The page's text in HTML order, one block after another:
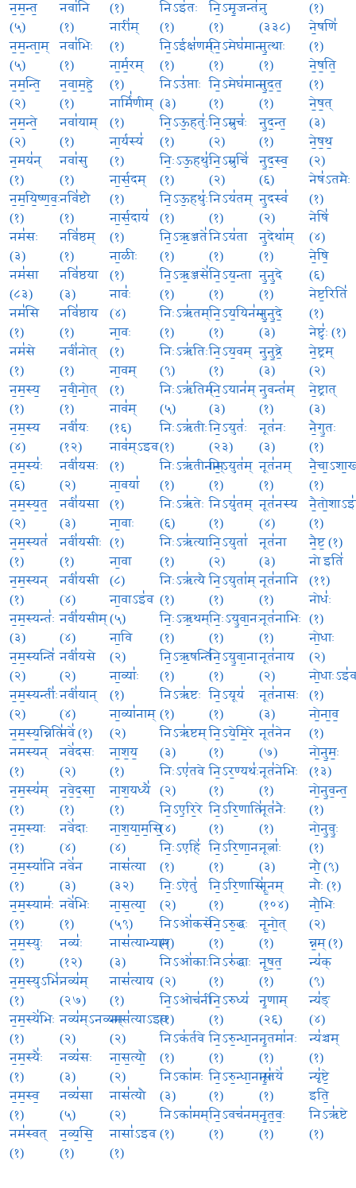
न॒म॒न्त॒
(५)
न॒म॒न्ता॒म्
(५)
न॒म॒न्ति॒
(२)
न॒म॒न्ते॒
(२)
न॒मय॑न्
(१)
न॒म॒यि॒ष्ण॒वः॒
(१)
नम॑सः
(३)
नम॑सा
(८३)
नम॑सि
(१)
नम॑से
(१)
न॒म॒स्य॒
(१)
न॒म॒स्य
(४)
न॒म॒स्यः॑
(६)
न॒म॒स्य॒त॒
(२)
न॒म॒स्यत॑
(१)
न॒म॒स्यन्
(१)
न॒म॒स्यन्तः॑
(३)
न॒म॒स्यन्ति॑
(२)
न॒म॒स्यन्तीः॑
(२)
न॒म॒स्य॒न्निति॑
नमस्यन्
(१)
न॒म॒स्य॑म्
(१)
न॒म॒स्याः
(१)
न॒म॒स्या॑नि
(१)
न॒म॒स्यामः॑
(१)
न॒म॒स्युः
(१)
न॒म॒स्युऽभिः॑
(१)
न॒म॒स्ये॑भिः
(१)
न॒म॒स्यैः॑
(१)
न॒म॒स्व॒
(१)
नम॑स्वत्
(१)
नवा॑नि
(१)
नवा॑भिः
(१)
न॒वा॒म॒हे॒
(१)
नवा॑याम्
(१)
नवा॑सु
(१)
नवि॑ष्टौ
(१)
नवि॑ष्ठम्
(१)
नवि॑ष्ठया
(३)
नवि॑ष्ठाय
(१)
नवी॑नोत्
(१)
न॒वी॒नो॒त्
(१)
नवी॑यः
(१२)
नवी॑यसः
(२)
नवी॑यसा
(३)
नवी॑यसीः
(१)
नवी॑यसी
(४)
नवी॑यसीम्
(४)
नवी॑यसे
(२)
नवी॑यान्
(४)
नवे॑ (१)
नवे॑दसः
(२)
न॒वे॒द॒सा॒
(१)
नवे॑दाः
(४)
नवे॑न
(३)
नवे॑भिः
(१)
नव्यः॑
(१२)
नव्य॑म्
(२७)
नव्य॑म्ऽनव्यम्
(२)
नव्य॑सः
(३)
नव्य॑सा
(५)
न॒व्य॒सि॒
(१)
(१)
नारी॑म्
(१)
ना॒र्म॒रम्
(१)
नार्मि॑णीम्
(१)
ना॒र्यस्य॑
(१)
ना॒र्स॒दम्
(१)
ना॒र्स॒दाय॑
(१)
ना॒ळीः
(१)
नावः॑
(४)
ना॒वः
(१)
ना॒वम्
(१)
नाव॑म्
(१६)
नाव॑म्ऽइव
(१)
ना॒वया॑
(१)
ना॒वाः
(१)
ना॒वा
(८)
ना॒वाऽइ॑व
(५)
ना॒वि
(२)
ना॒व्याः॑
(१)
ना॒व्या॑नाम्
(२)
ना॒श॒य॒
(१)
ना॒श॒यध्यै॑
(१)
ना॒श॒या॒म॒सि॒
(४)
नास॑त्या
(३२)
ना॒स॒त्या॒
(५९)
नास॑त्याभ्याम्
(३)
नास॑त्याय
(१)
नास॑त्याऽइव
(२)
ना॒स॒त्यौ॒
(२)
नास॑त्यौ
(२)
नासा॑ऽइव
(१)
निऽइ॑तः
(१)
नि॒ऽईक्ष॑णम्
(१)
निऽउ॑प्ताः
(३)
नि॒ऽऊ॒हतुः॑
(१)
निः॒ऽऊ॒हथुः॑
(१)
नि॒ऽऊ॒हथुः॑
(१)
नि॒ऽऋ॒ञ्जते॑
(१)
नि॒ऽऋ॒ञ्जसे॑
(१)
निःऽऋ॑तम्
(१)
निःऽऋ॑तिः
(९)
निःऽऋ॑तिम्
(५)
निःऽऋ॑तीः
(१)
निःऽऋ॑तीनाम्
(१)
निःऽऋ॑तेः
(६)
निःऽऋ॑त्याः
(१)
निःऽऋ॑त्यै
(१)
निः॒ऽऋ॒थम्
(१)
नि॒ऽऋ॒षन्ति॑
(१)
निऽऋ॑ष्टः
(१)
निऽऋ॑ष्टम्
(३)
निःऽए॑तवे
(२)
नि॒ऽए॒रि॒रे
(४)
निः॒ऽएहि॑
(१)
निः॒ऽऐतु॑
(२)
निऽओ॑कसे
(१)
निऽओ॑काः
(२)
नि॒ऽओच॑नी
(१)
निऽक॑र्तवे
(१)
निऽका॑मः
(३)
निऽका॑मम्
(१)
नि॒ऽमृ॒जन्तः॑
(१)
नि॒ऽमेघ॑मानः
(१)
नि॒ऽमेघ॑मानाः
(१)
नि॒ऽम्रुचः॑
(२)
नि॒ऽम्रुचि॑
(२)
निऽय॑तम्
(१)
निऽय॑ता
(१)
नि॒ऽय॒न्ता
(१)
नि॒ऽय॒यिन॑म्
(१)
नि॒ऽय॒वम्
(१)
नि॒ऽयान॑म्
(३)
नि॒ऽयुतः॑
(२३)
नि॒ऽयुत॑म्
(१)
निऽयु॑तम्
(१)
नि॒ऽयुता॑
(२)
नि॒ऽयुता॑म्
(१)
निः॒ऽयु॒वा॒नः
(१)
नि॒ऽयु॒वा॒ना
(१)
नि॒ऽयूय॑
(१)
नि॒ऽये॒मि॒रे
(१)
नि॒ऽर॒ण्यथः॑
(१)
नि॒ऽरि॒णाति॑
(१)
नि॒ऽरि॒णा॒नः
(१)
नि॒ऽरि॒णासि॑
(१)
नि॒ऽरु॒द्धः
(१)
निऽरु॑द्धाः
(१)
नि॒ऽरुध्य॑
(१)
नि॒ऽरु॒न्धा॒नः
(१)
नि॒ऽरु॒न्धा॒नासः॑
(१)
नि॒ऽवच॑नम्
(१)
नु
(३३८)
नु॒त्थाः
(१)
नु॒द॒त॒
(१)
नु॒द॒न्त॒
(१)
नु॒द॒स्व॒
(६)
नु॒दस्व॑
(२)
नु॒देथा॑म्
(१)
नु॒नु॒दे
(१)
नु॒नु॒दे॒
(३)
नु॒नु॒द्रे॒
(३)
नु॒वन्त॑म्
(१)
नूत॑नः
(३)
नूत॑नम्
(१)
नूत॑नस्य
(४)
नूत॑ना
(३)
नूत॑नानि
(१)
नूत॑नाभिः
(१)
नूत॑नाय
(२)
नूत॑नासः
(३)
नूत॑नेन
(७)
नूत॑नेभिः
(१)
नूत॑नैः
(१)
नूत्नाः॑
(३)
नू॒नम्
(१०४)
नू॒नो॒त्
(१)
नू॒ष॒त॒
(१)
नृ॒णाम्
(२६)
नृ॒तमा॑नः
(१)
नृ॒तये॑
(१)
नृ॒त॒वः॒
(१)
(१)
ने॒षणि॑
(१)
ने॒ष॒ति॒
(१)
ने॒ष॒त्
(३)
ने॒ष॒थ॒
(२)
नेष॑ऽतमैः
(१)
नेषि॑
(४)
ने॒षि॒
(६)
नेष्ट॒रिति॑
(१)
नेष्टुः॑ (१)
ने॒ष्ट्रम्
(२)
ने॒ष्ट्रात्
(३)
नै॒गु॒तः
(१)
(१)
(१)
नै॒ष्ट॒ (१)
नो इति॑
(११)
नोधः॑
(१)
नो॒धाः
(२)
(१)
नो॒ना॒व॒
(१)
नो॒नु॒मः॒
(१३)
नो॒नु॒व॒न्त॒
(१)
नो॒नु॒वुः॒
(१)
नौ॒ (९)
नौः (१)
नौ॒भिः
(२)
न्न॒म् (१)
न्य॑क्
(९)
न्य॑ङ्
(४)
न्य॑ञ्चम्
(१)
न्यृ॑ष्टे॒
इति॒
निऽऋ॑ष्टे
(१)